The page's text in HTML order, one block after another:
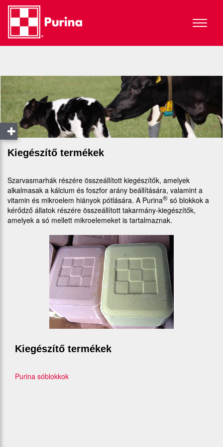
Toggle
Kiegészítő termékek
Szarvasmarhák részére összeállított kiegészítők, amelyek
alkalmasak a kálcium és foszfor arány beállítására, valamint a
vitamin és mikroelem hiányok pótlására. A Purina® só blokkok a
kérődző állatok részére összeállított takarmány-kiegészítők,
amelyek a só mellett mikroelemeket is tartalmaznak.
Kiegészítő termékek
Purina sóblokkok